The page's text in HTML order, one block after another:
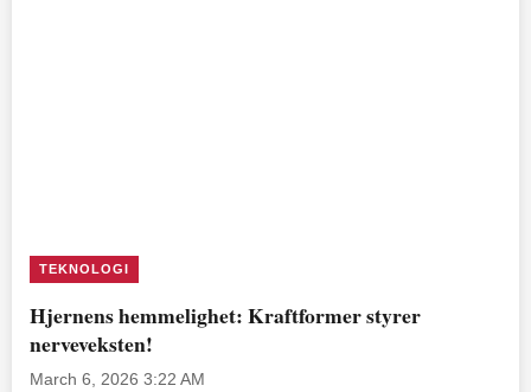
TEKNOLOGI
Hjernens hemmelighet: Kraftformer styrer
nerveveksten!
March 6, 2026 3:22 AM